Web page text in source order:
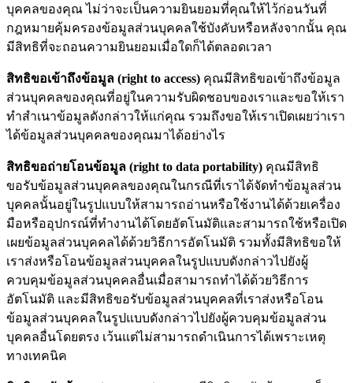
บุคคลของคุณ ไม่ว่าจะเป็นความยินยอมที่คุณให้ไว้ก่อนวันที่
กฎหมายคุ้มครองข้อมูลส่วนบุคคลใช้บังคับหรือหลังจากนั้น คุณ
มีสิทธิที่จะถอนความยินยอมเมื่อใดก็ได้ตลอดเวลา
สิทธิขอเข้าถึงข้อมูล (right to access) คุณมีสิทธิขอเข้าถึงข้อมูล
ส่วนบุคคลของคุณที่อยู่ในความรับผิดชอบของเราและขอให้เรา
ทำสำเนาข้อมูลดังกล่าวให้แก่คุณ รวมถึงขอให้เราเปิดเผยว่าเรา
ได้ข้อมูลส่วนบุคคลของคุณมาได้อย่างไร
สิทธิขอถ่ายโอนข้อมูล (right to data portability) คุณมีสิทธิ
ขอรับข้อมูลส่วนบุคคลของคุณในกรณีที่เราได้จัดทำข้อมูลส่วน
บุคคลนั้นอยู่ในรูปแบบให้สามารถอ่านหรือใช้งานได้ด้วยเครื่อง
มือหรืออุปกรณ์ที่ทำงานได้โดยอัตโนมัติและสามารถใช้หรือเปิด
เผยข้อมูลส่วนบุคคลได้ด้วยวิธีการอัตโนมัติ รวมทั้งมีสิทธิขอให้
เราส่งหรือโอนข้อมูลส่วนบุคคลในรูปแบบดังกล่าวไปยังผู้
ควบคุมข้อมูลส่วนบุคคลอื่นเมื่อสามารถทำได้ด้วยวิธีการ
อัตโนมัติ และมีสิทธิขอรับข้อมูลส่วนบุคคลที่เราส่งหรือโอน
ข้อมูลส่วนบุคคลในรูปแบบดังกล่าวไปยังผู้ควบคุมข้อมูลส่วน
บุคคลอื่นโดยตรง เว้นแต่ไม่สามารถดำเนินการได้เพราะเหตุ
ทางเทคนิค